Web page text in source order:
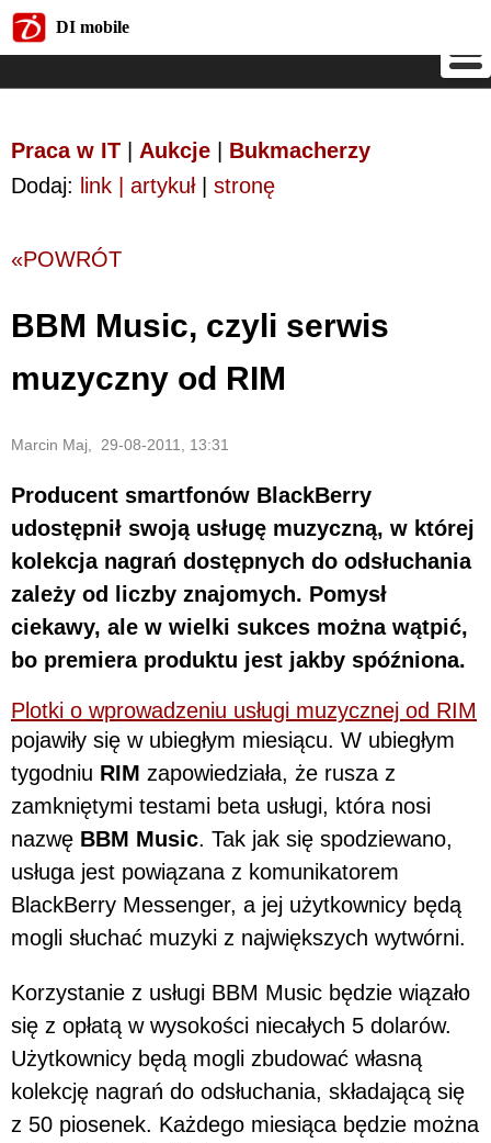
DI mobile
Praca w IT Aukcje
Bukmacherzy
Dodaj: link | artykuł| stronę
«POWRÓT
BBM Music, czyli serwis
muzyczny od RIM
Marcin Maj, 29-08-2011, 13:31
Producent smartfonów BlackBerry
udostępnił swoją usługę muzyczną, w której
kolekcja nagrań dostępnych do odsłuchania
zależy od liczby znajomych. Pomysł
ciekawy, ale w wielki sukces można wątpić,
bo premiera produktu jest jakby spóźniona.
Plotki o wprowadzeniu usługi muzycznej od RIM
pojawiły się w ubiegłym miesiącu. W ubiegłym
tygodniu RIM zapowiedziała, że rusza z
zamkniętymi testami beta usługi, która nosi
nazwę BBM Music. Tak jak się spodziewano,
usługa jest powiązana z komunikatorem
BlackBerry Messenger, a jej użytkownicy będą
mogli słuchać muzyki z największych wytwórni.
Korzystanie z usługi BBM Music będzie wiązało
się z opłatą w wysokości niecałych 5 dolarów.
Użytkownicy będą mogli zbudować własną
kolekcję nagrań do odsłuchania, składającą się
z 50 piosenek. Każdego miesiąca będzie można
DI mobile